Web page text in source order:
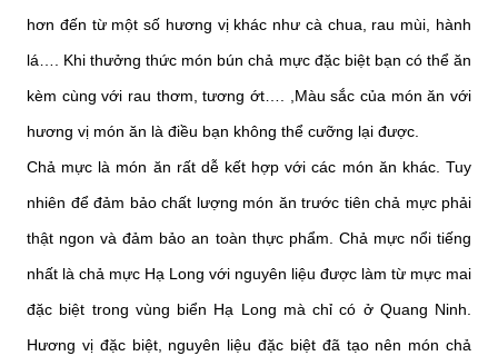
hơn đến từ một số hương vị khác như cà chua, rau mùi, hành
lá…. Khi thưởng thức món bún chả mực đặc biệt bạn có thể ăn
kèm cùng với rau thơm, tương ớt…. ,Màu sắc của món ăn với
hương vị món ăn là điều bạn không thể cưỡng lại được.
Chả mực là món ăn rất dễ kết hợp với các món ăn khác. Tuy
nhiên để đảm bảo chất lượng món ăn trước tiên chả mực phải
thật ngon và đảm bảo an toàn thực phẩm. Chả mực nổi tiếng
nhất là chả mực Hạ Long với nguyên liệu được làm từ mực mai
đặc biệt trong vùng biển Hạ Long mà chỉ có ở Quang Ninh.
Hương vị đặc biệt, nguyên liệu đặc biệt đã tạo nên món chả